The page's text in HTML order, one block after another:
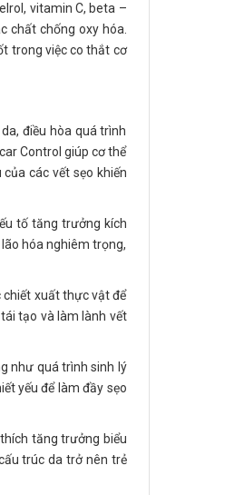
vitamin C, beta –
chất chống oxy hóa.
trong việc co thắt cơ
điều hòa quá trình
Control giúp cơ thể
các vết sẹo khiến
tố tăng trưởng kích
hóa nghiêm trọng,
chiết xuất thực vật để
tạo và làm lành vết
như quá trình sinh lý
yếu để làm đầy sẹo
tăng trưởng biểu
trúc da trở nên trẻ